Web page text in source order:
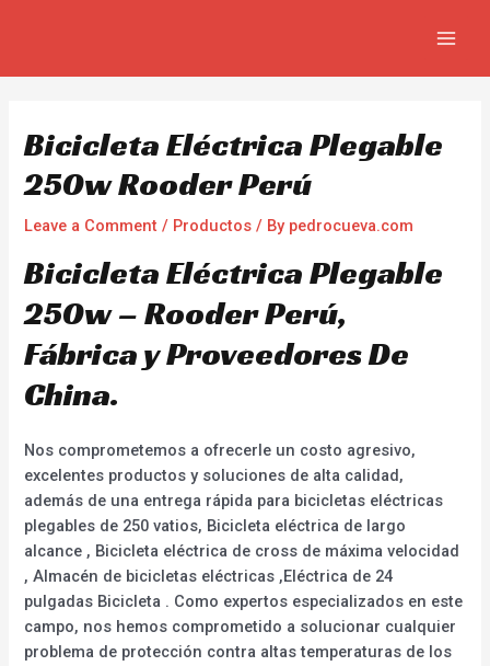
Bicicleta Eléctrica Plegable
250w Rooder Perú
Leave a Comment / Productos / By pedrocueva.com
Bicicleta Eléctrica Plegable
250w – Rooder Perú,
Fábrica y Proveedores De
China.
Nos comprometemos a ofrecerle un costo agresivo,
excelentes productos y soluciones de alta calidad,
además de una entrega rápida para bicicletas eléctricas
plegables de 250 vatios, Bicicleta eléctrica de largo
alcance , Bicicleta eléctrica de cross de máxima velocidad
, Almacén de bicicletas eléctricas ,Eléctrica de 24
pulgadas Bicicleta . Como expertos especializados en este
campo, nos hemos comprometido a solucionar cualquier
problema de protección contra altas temperaturas de los